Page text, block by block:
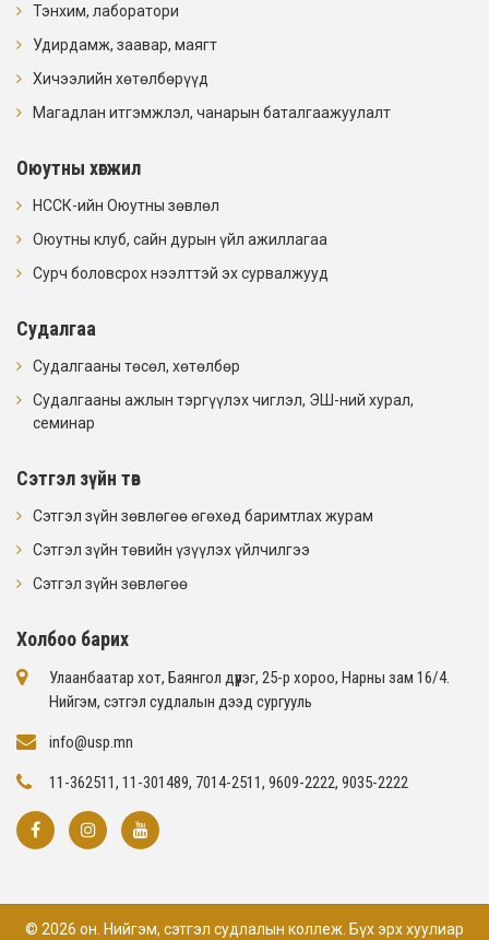
Тэнхим, лаборатори
Удирдамж, заавар, маягт
Хичээлийн хөтөлбөрүүд
Магадлан итгэмжлэл, чанарын баталгаажуулалт
Оюутны хөгжил
НССК-ийн Оюутны зөвлөл
Оюутны клуб, сайн дурын үйл ажиллагаа
Сурч боловсрох нээлттэй эх сурвалжууд
Судалгаа
Судалгааны төсөл, хөтөлбөр
Судалгааны ажлын тэргүүлэх чиглэл, ЭШ-ний хурал,
семинар
Сэтгэл зүйн төв
Сэтгэл зүйн зөвлөгөө өгөхөд баримтлах журам
Сэтгэл зүйн төвийн үзүүлэх үйлчилгээ
Сэтгэл зүйн зөвлөгөө
Холбоо барих
Улаанбаатар хот, Баянгол дүүрэг, 25-р хороо, Нарны зам 16/4​.
Нийгэм, сэтгэл судлалын дээд сургууль
info@usp.mn
11-362511, 11-301489, 7014-2511, 9609-2222, 9035-2222
© 2026 он. Нийгэм, сэтгэл судлалын коллеж. Бүх эрх хуулиар